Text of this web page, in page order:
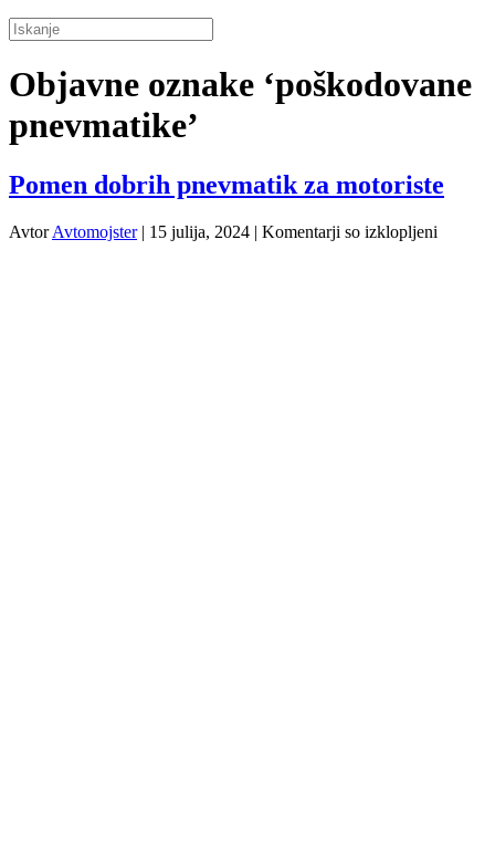
Objavne oznake ‘poškodovane
pnevmatike’
Pomen dobrih pnevmatik za motoriste
AvtorAvtomojster| 15 julija, 2024 | Komentarji so izklopljeni